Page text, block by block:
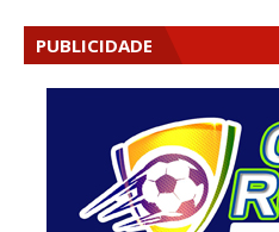
PUBLICIDADE